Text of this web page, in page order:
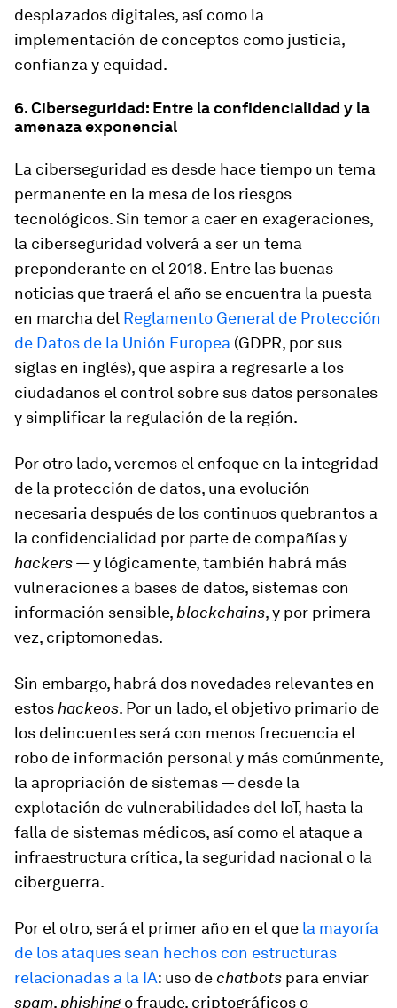
desplazados digitales, así como la
implementación de conceptos como justicia,
confianza y equidad.
6. Ciberseguridad: Entre la confidencialidad y la
amenaza exponencial
La ciberseguridad es desde hace tiempo un tema
permanente en la mesa de los riesgos
tecnológicos. Sin temor a caer en exageraciones,
la ciberseguridad volverá a ser un tema
preponderante en el 2018. Entre las buenas
noticias que traerá el año se encuentra la puesta
en marcha del Reglamento General de Protección
de Datos de la Unión Europea (GDPR, por sus
siglas en inglés), que aspira a regresarle a los
ciudadanos el control sobre sus datos personales
y simplificar la regulación de la región.
Por otro lado, veremos el enfoque en la integridad
de la protección de datos, una evolución
necesaria después de los continuos quebrantos a
la confidencialidad por parte de compañías y
hackers —y lógicamente, también habrá más
vulneraciones a bases de datos, sistemas con
información sensible, blockchains, y por primera
vez, criptomonedas.
Sin embargo, habrá dos novedades relevantes en
estos hackeos. Por un lado, el objetivo primario de
los delincuentes será con menos frecuencia el
robo de información personal y más comúnmente,
la apropriación de sistemas — desde la
explotación de vulnerabilidades del IoT, hasta la
falla de sistemas médicos, así como el ataque a
infraestructura crítica, la seguridad nacional o la
ciberguerra.
Por el otro, será el primer año en el que la mayoría
de los ataques sean hechos con estructuras
relacionadas a la IA: uso dechatbots para enviar
spam, phishingo fraude, criptográficos o